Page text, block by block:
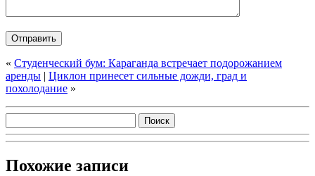
« Студенческий бум: Караганда встречает подорожанием
аренды | Циклон принесет сильные дожди, град и
похолодание »
Похожие записи